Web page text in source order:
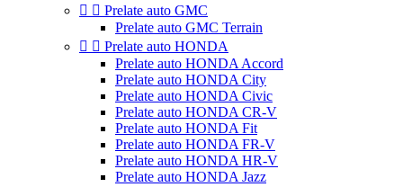
  Prelate auto GMC
Prelate auto GMC Terrain
  Prelate auto HONDA
Prelate auto HONDA Accord
Prelate auto HONDA City
Prelate auto HONDA Civic
Prelate auto HONDA CR-V
Prelate auto HONDA Fit
Prelate auto HONDA FR-V
Prelate auto HONDA HR-V
Prelate auto HONDA Jazz